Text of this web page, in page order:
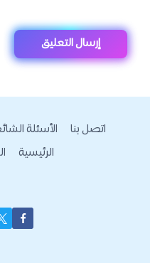
اتصل بنا الأسئلة
الرئيسية